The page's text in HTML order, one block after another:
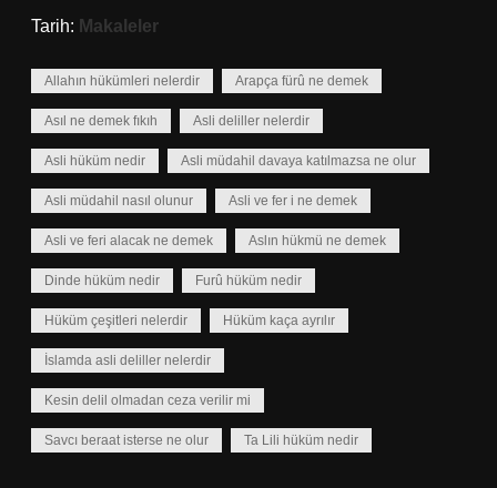
Tarih: Makaleler
Allahın hükümleri nelerdir Arapça fürû ne demek
Asıl ne demek fıkıh Asli deliller nelerdir
Asli hüküm nedir Asli müdahil davaya katılmazsa ne olur
Asli müdahil nasıl olunur Asli ve fer i ne demek
Asli ve feri alacak ne demek Aslın hükmü ne demek
Dinde hüküm nedir Furû hüküm nedir
Hüküm çeşitleri nelerdir Hüküm kaça ayrılır
İslamda asli deliller nelerdir
Kesin delil olmadan ceza verilir mi
Savcı beraat isterse ne olur Ta Lili hüküm nedir